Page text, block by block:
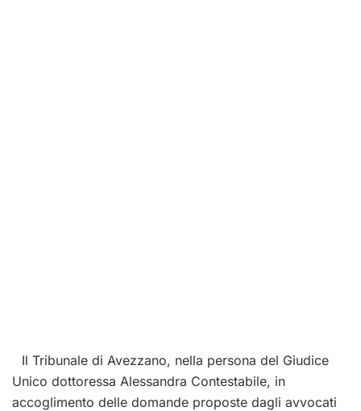
Il Tribunale di Avezzano, nella persona del Giudice
Unico dottoressa Alessandra Contestabile, in
accoglimento delle domande proposte dagli avvocati